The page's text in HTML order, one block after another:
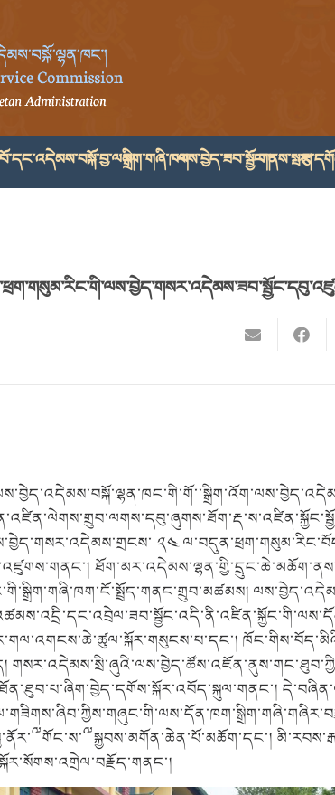
སྒྲིག་གཞི་ཁགལས་བྱེད་ཟབ་སྦྱོང་།གནས་སྤར།
༢༤